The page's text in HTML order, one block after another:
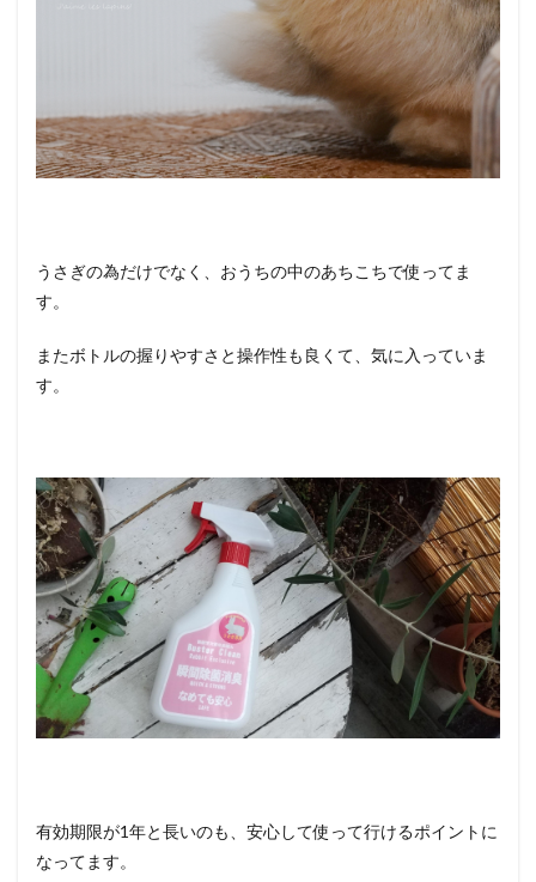
うさぎの為だけでなく、おうちの中のあちこちで使ってま
す。
またボトルの握りやすさと操作性も良くて、気に入っていま
す。
有効期限が1年と長いのも、安心して使って行けるポイントに
なってます。